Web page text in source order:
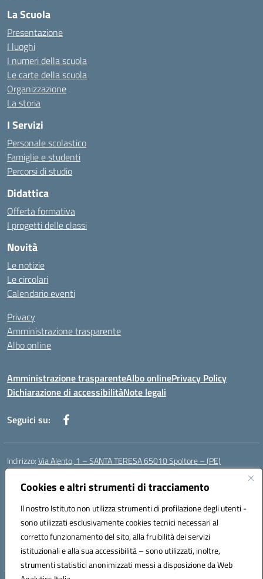
Cookies e altri strumenti di tracciamento
Il nostro Istituto non utilizza strumenti di profilazione degli utenti -
sono utilizzati esclusivamente cookies tecnici necessari al
corretto funzionamento del sito, alla fruibilità dei servizi
istituzionali e alla sua accessibilità – sono utilizzati, inoltre,
strumenti statistici anonimizzati messi a disposizione da Web
La Scuola
Presentazione
I luoghi
I numeri della scuola
Le carte della scuola
Organizzazione
La storia
I Servizi
Personale scolastico
Famiglie e studenti
Percorsi di studio
Didattica
Offerta formativa
I progetti delle classi
Novità
Le notizie
Le circolari
Calendario eventi
Privacy
Amministrazione trasparente
Albo online
Amministrazione trasparenteAlbo onlinePrivacy Policy
Dichiarazione di accessibilitàNote legali
Seguici su:
Indirizzo:Via Alento, 1 – SANTA TERESA 65010 Spoltore – (PE)
Centralino:
Posta elettronica certificata (PEC):peee052003@pec.istruzione.it
Codice fiscale: 80006490686
Codice meccanografico:peee052003
Codice Indice delle Pubbliche Amministrazioni (IPA): istsc_peee052003
Codice unico di fatturazione (CUF): UF01MF